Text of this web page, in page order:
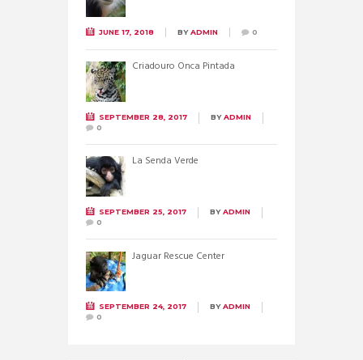
JUNE 17, 2018 BYADMIN 0
Criadouro Onca Pintada
SEPTEMBER 28, 2017 BYADMIN
0
La Senda Verde
SEPTEMBER 25, 2017 BYADMIN
0
Jaguar Rescue Center
SEPTEMBER 24, 2017 BYADMIN
0